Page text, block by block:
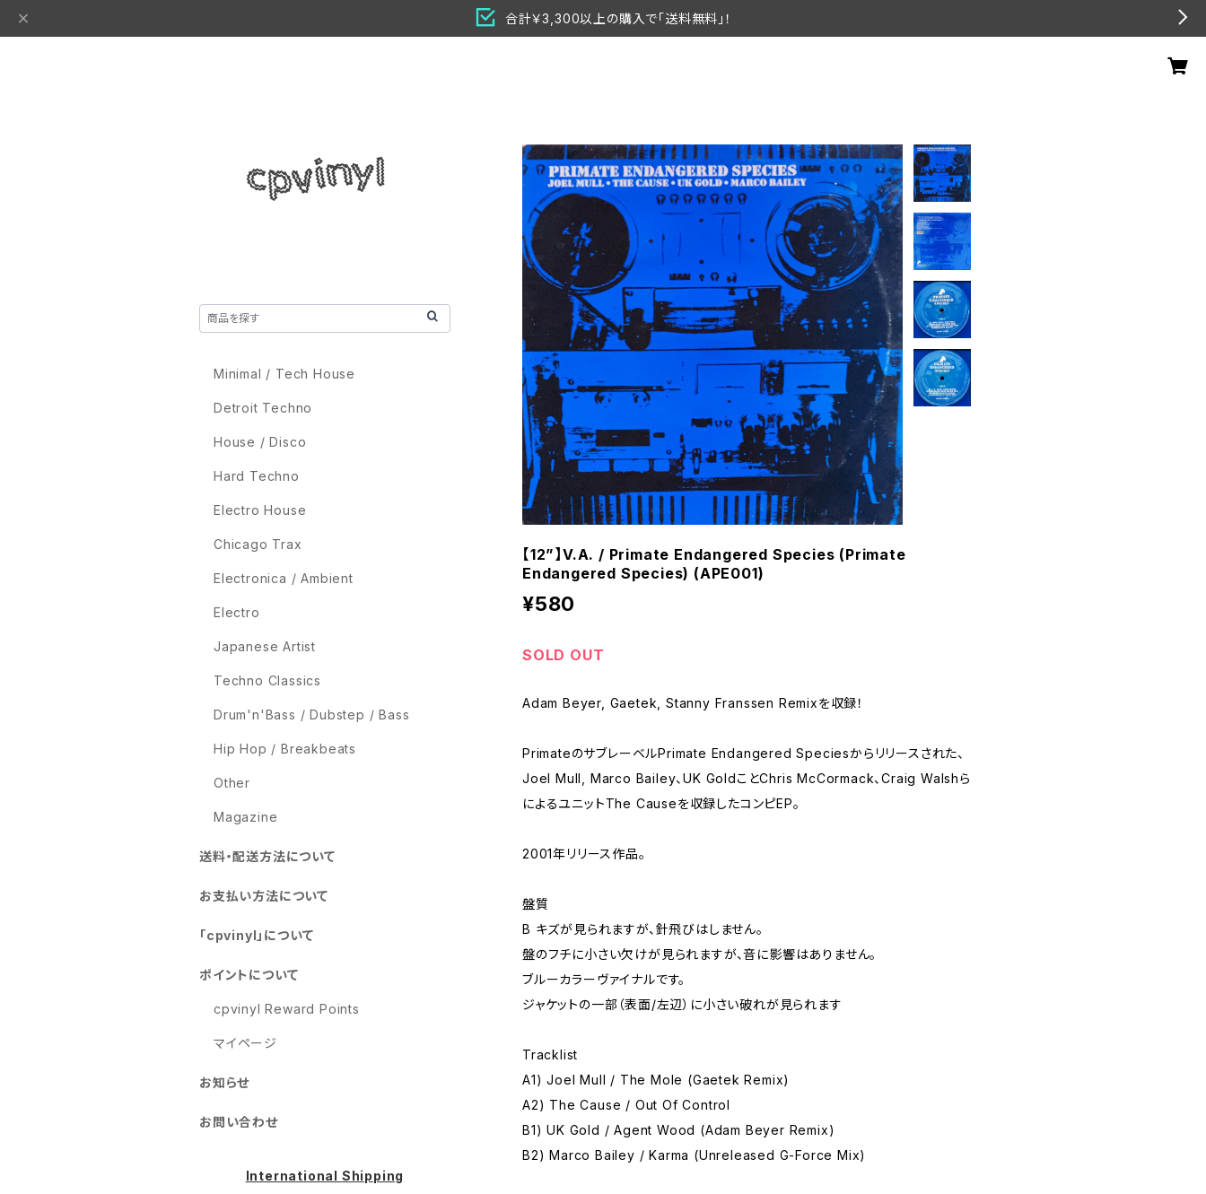
合計￥3,300以上の購入で「送料無料」！
【12”】V.A. / Primate Endangered Species (Primate
Endangered Species) (APE001)
¥580
SOLD OUT
Adam Beyer, Gaetek, Stanny Franssen Remixを収録！
PrimateのサブレーベルPrimate Endangered Speciesからリリースされた、
Joel Mull, Marco Bailey、UK GoldことChris McCormack、Craig Walshら
によるユニットThe Causeを収録したコンピEP。
2001年リリース作品。
盤質
B キズが見られますが、針飛びはしません。
盤のフチに小さい欠けが見られますが、音に影響はありません。
ブルーカラーヴァイナルです。
ジャケットの一部（表面/左辺）に小さい破れが見られます
Tracklist
A1) Joel Mull / The Mole (Gaetek Remix)
A2) The Cause / Out Of Control
B1) UK Gold / Agent Wood (Adam Beyer Remix)
B2) Marco Bailey / Karma (Unreleased G-Force Mix)
Minimal / Tech House
Detroit Techno
House / Disco
Hard Techno
Electro House
Chicago Trax
Electronica / Ambient
Electro
Japanese Artist
Techno Classics
Drum'n'Bass / Dubstep / Bass
Hip Hop / Breakbeats
Other
Magazine
送料・配送方法について
お支払い方法について
「cpvinyl」について
ポイントについて
cpvinyl Reward Points
マイページ
お知らせ
お問い合わせ
International Shipping